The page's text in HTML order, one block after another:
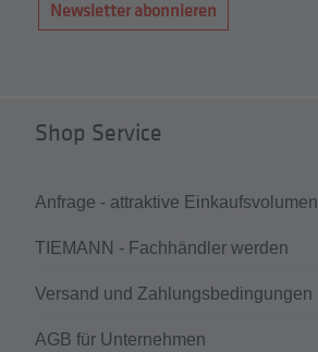
Newsletter abonnieren
Shop Service
Anfrage - attraktive Einkaufsvolumen
TIEMANN - Fachhändler werden
Versand und Zahlungsbedingungen
AGB für Unternehmen